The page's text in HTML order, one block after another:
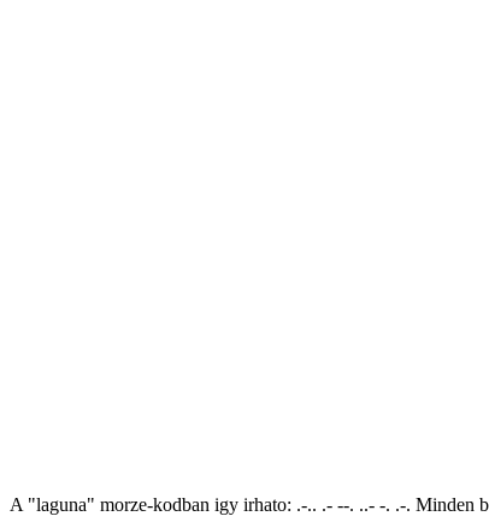
A "laguna" morze-kodban igy irhato: .-.. .- --. ..- -. .-. Minden